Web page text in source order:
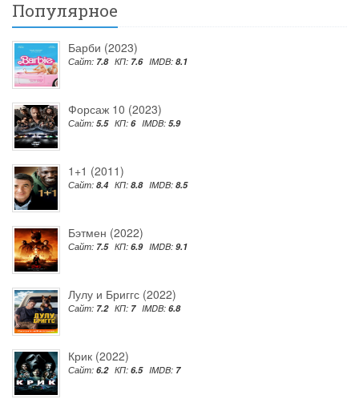
Популярное
Барби (2023)
Сайт: 7.8 КП: 7.6 IMDB: 8.1
Форсаж 10 (2023)
Сайт: 5.5 КП: 6 IMDB: 5.9
1+1 (2011)
Сайт: 8.4 КП: 8.8 IMDB: 8.5
Бэтмен (2022)
Сайт: 7.5 КП: 6.9 IMDB: 9.1
Лулу и Бриггс (2022)
Сайт: 7.2 КП: 7 IMDB: 6.8
Крик (2022)
Сайт: 6.2 КП: 6.5 IMDB: 7